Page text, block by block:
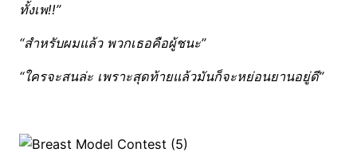
ทั้งเพ!!”
“สำหรับผมแล้ว พวกเธอคือผู้ชนะ”
“ใครจะสนล่ะ เพราะสุดท้ายแล้วมันก็จะหย่อนยานอยู่ดี”